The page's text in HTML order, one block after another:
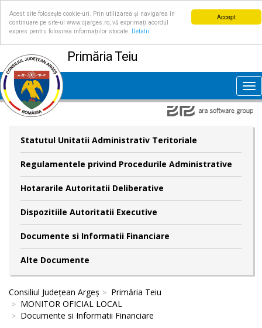
Accept
Acest site folosește cookie-uri. Prin utilizarea și navigarea în
continuare pe site-ul www.cjarges.ro, vă exprimați acordul
expres pentru folosirea informațiilor stocate.
Detalii
Primăria Teiu
Statutul Unitatii Administrativ Teritoriale
Regulamentele privind Procedurile Administrative
Hotararile Autoritatii Deliberative
Dispozitiile Autoritatii Executive
Documente si Informatii Financiare
Alte Documente
Consiliul Județean Argeș
Primăria Teiu
MONITOR OFICIAL LOCAL
Documente si Informatii Financiare